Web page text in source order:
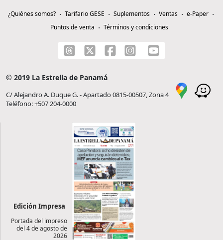
¿Quiénes somos? Tarifario GESE Suplementos Ventas
e-Paper
Puntos de venta
Términos y condiciones
© 2019 La Estrella de Panamá
C/ Alejandro A. Duque G. - Apartado 0815-00507, Zona 4
Teléfono: +507 204-0000
Edición Impresa
Portada del impreso
del 4 de agosto de
2026